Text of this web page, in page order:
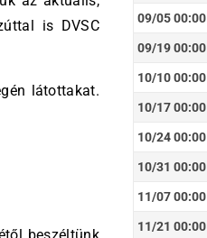
is DVSC
látottakat.
09/05 00:00
09/19 00:00
10/10 00:00
10/17 00:00
10/24 00:00
10/31 00:00
11/07 00:00
11/21 00:00